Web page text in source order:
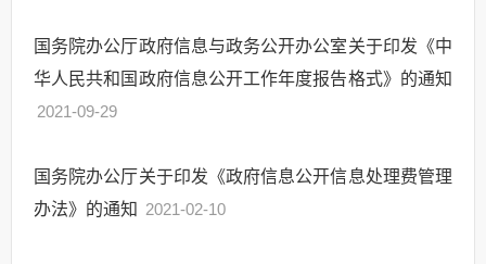
国务院办公厅政府信息与政务公开办公室关于印发《中
华人民共和国政府信息公开工作年度报告格式》的通知
2021-09-29
国务院办公厅关于印发《政府信息公开信息处理费管理
办法》的通知 2021-02-10